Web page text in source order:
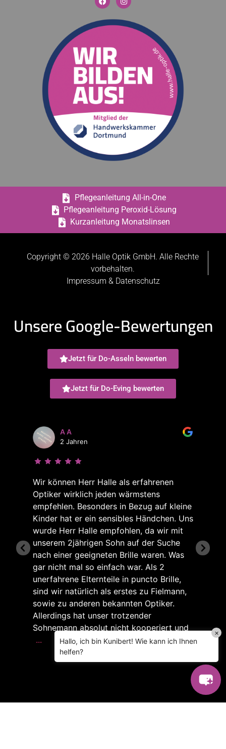
Pflegeanleitung All-in-One
Pflegeanleitung Peroxid-Lösung
Kurzanleitung Monatslinsen
Copyright © 2026 Halle Optik GmbH. Alle Rechte
vorbehalten.
Impressum & Datenschutz
Unsere Google-Bewertungen
Jetzt für Do-Asseln bewerten
Jetzt für Do-Eving bewerten
A A
2 Jahren
Wir können Herr Halle als erfahrenen
Optiker wirklich jeden wärmstens
empfehlen. Besonders in Bezug auf kleine
Kinder hat er ein sensibles Händchen. Uns
wurde Herr Halle empfohlen, da wir mit
unserem 2jährigen Sohn auf der Suche
nach einer geeigneten Brille waren. Was
gar nicht mal so einfach war. Als 2
unerfahrene Elternteile in puncto Brille,
sind wir natürlich als erstes zu Fielmann,
sowie zu anderen bekannten Optiker.
Allerdings hat unser trotzender
Sohnemann absolut nicht kooperiert und
...
Hallo, ich bin Kunibert! Wie kann ich Ihnen
helfen?
×